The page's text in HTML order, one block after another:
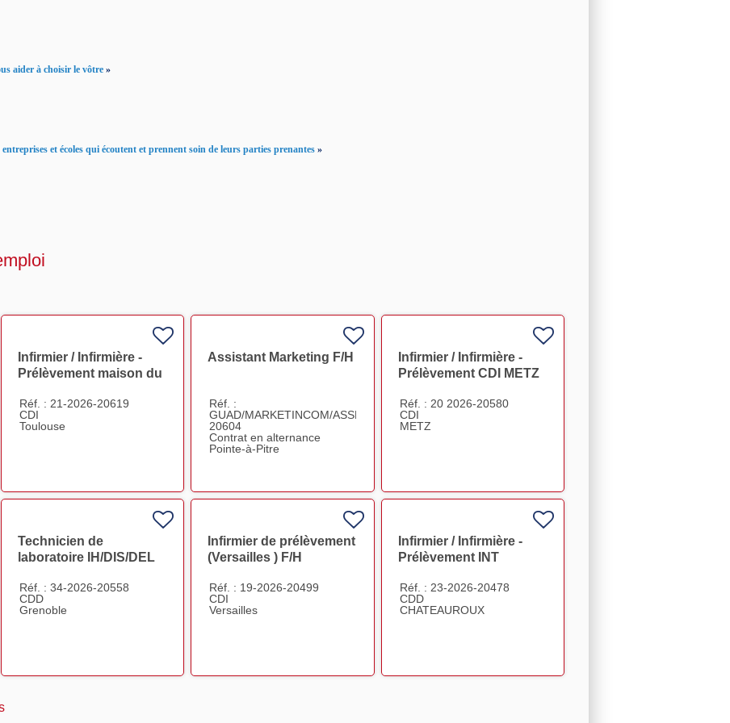
aider à choisir le vôtre »
et écoles qui écoutent et prennent soin de leurs parties prenantes »
Infirmier / Infirmière -
Prélèvement maison du
Réf. : 21-2026-20619
CDI
Toulouse
Assistant Marketing F/H
Réf. :
GUAD/MARKETINCOM/ASSMARKETING-
20604
Contrat en alternance
Pointe-à-Pitre
Infirmier / Infirmière -
Prélèvement CDI METZ
Réf. : 20 2026-20580
CDI
METZ
Technicien de
laboratoire IH/DIS/DEL
Réf. : 34-2026-20558
CDD
Grenoble
Infirmier de prélèvement
(Versailles ) F/H
Réf. : 19-2026-20499
CDI
Versailles
Infirmier / Infirmière -
Prélèvement INT
Réf. : 23-2026-20478
CDD
CHATEAUROUX